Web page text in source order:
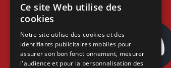
ENGLISH
Ce site Web utilise des
cookies
Notre site utilise des cookies et des
identifiants publicitaires mobiles pour
assurer son bon fonctionnement, mesurer
l'audience et pour la personnalisation des